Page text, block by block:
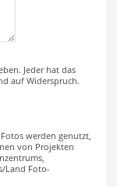
Jeder hat das
auf Widerspruch.
werden genutzt,
von Projekten
Land Foto-